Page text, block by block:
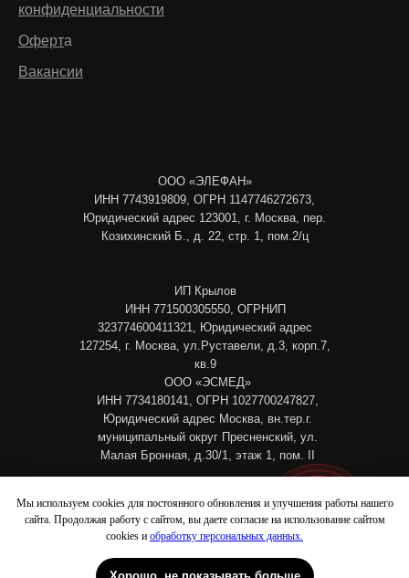
Мы используем cookies для постоянного обновления и улучшения работы нашего
сайта. Продолжая работу с сайтом, вы даете согласие на использование сайтом
cookies и обработку персональных данных.
Петровка
конфиденциальности
Оферта
Вакансии
ООО «ЭЛЕФАН»
ИНН 7743919809, ОГРН 1147746272673,
Юридический адрес 123001, г. Москва, пер.
Козихинский Б., д. 22, стр. 1, пом.2/ц
ИП Крылов
ИНН 771500305550, ОГРНИП
323774600411321, Юридический адрес
127254, г. Москва, ул.Руставели, д.3, корп.7,
кв.9
ИП Гаврикова Вера Васильевна
ИНН 524922304506, ОГРНИП
325527500060285, Юридический адрес
Дзержинск, проспект Ленина, д. 44а, кв./оф.
ООО «ЭСМЕД»
ИНН 7734180141, ОГРН 1027700247827,
Юридический адрес Москва, вн.тер.г.
муниципальный округ Пресненский, ул.
Малая Бронная, д.30/1, этаж 1, пом. II
Патрики